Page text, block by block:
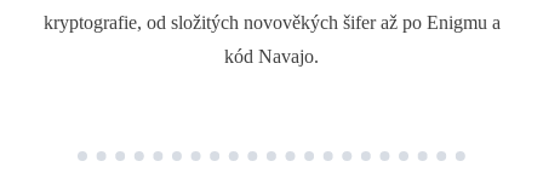
kryptografie, od složitých novověkých šifer až po Enigmu a
kód Navajo.